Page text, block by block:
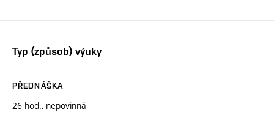
Typ (způsob) výuky
PŘEDNÁŠKA
26 hod., nepovinná